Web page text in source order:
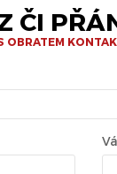
ČI
OBRATEM